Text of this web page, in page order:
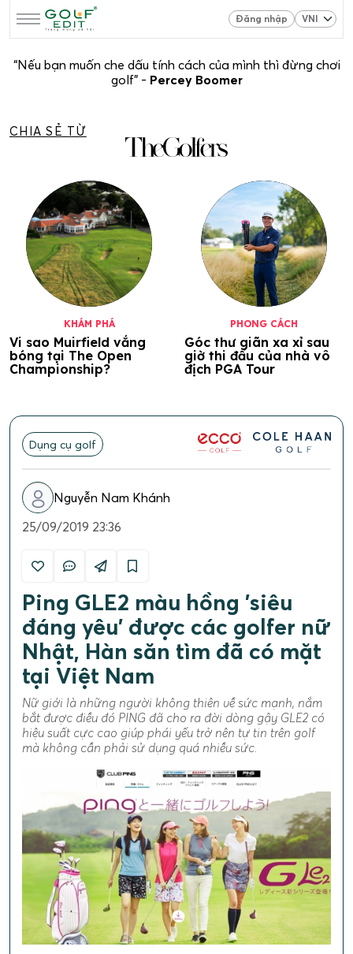
Đăng nhập
“Nếu bạn muốn che dấu tính cách của mình thì đừng chơi
golf” - Percey Boomer
CHIA SẺ TỪ
KHÁM PHÁ
Vi sao Muirfield vắng
bóng tại The Open
Championship?
PHONG CÁCH
Góc thư giãn xa xỉ sau
giờ thi đấu của nhà vô
địch PGA Tour
Dụng cụ golf
Nguyễn Nam Khánh
25/09/2019 23:36
Ping GLE2 màu hồng 'siêu
đáng yêu' được các golfer nữ
Nhật, Hàn săn tìm đã có mặt
tại Việt Nam
Nữ giới là những người không thiên về sức mạnh, nắm
bắt được điều đó PING đã cho ra đời dòng gậy GLE2 có
hiệu suất cực cao giúp phái yếu trở nên tự tin trên golf
mà không cần phải sử dụng quá nhiều sức.